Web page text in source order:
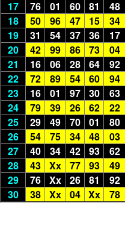
17
76 01 60 81 48
18
50 96 47 15 34
19
31 54 37 36 17
20
42 99 86 73 04
21
16 06 28 64 92
22
72 89 54 60 94
23
16 01 97 30 63
24
79 39 26 62 22
25
29 49 70 01 80
26
54 75 34 48 03
27
40 34 42 93 62
28
43 Xx 77 93 49
29
76 Xx 26 81 92
30
38 Xx 04 Xx 78